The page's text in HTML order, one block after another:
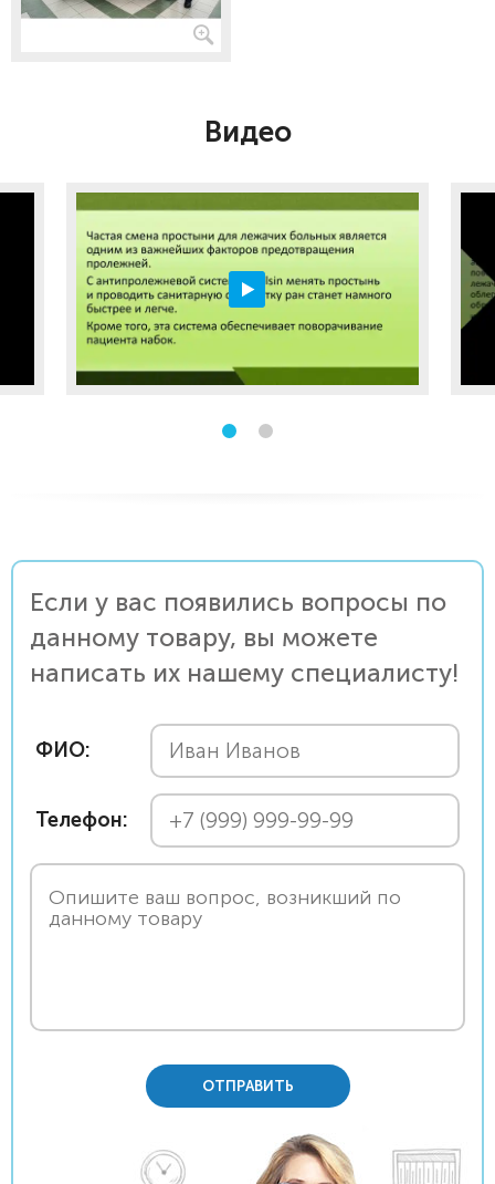
Видео
Если у вас появились вопросы по
данному товару, вы можете
написать их нашему специалисту!
ФИО:
Телефон:
ОТПРАВИТЬ